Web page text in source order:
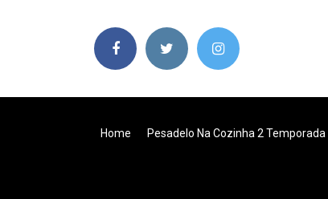
Home Pesadelo Na Cozinha 2 Temporada